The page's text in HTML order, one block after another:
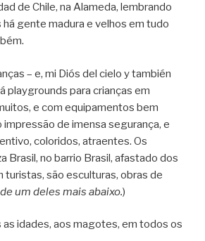
de Chile, na Alameda, lembrando
há gente madura e velhos em tudo
– e, mi Diós del cielo y también
playgrounds para crianças em
e com equipamentos bem
de imensa segurança, e
coloridos, atraentes. Os
Brasil, no barrio Brasil, afastado dos
turistas, são esculturas, obras de
um deles mais abaixo.)
idades, aos magotes, em todos os